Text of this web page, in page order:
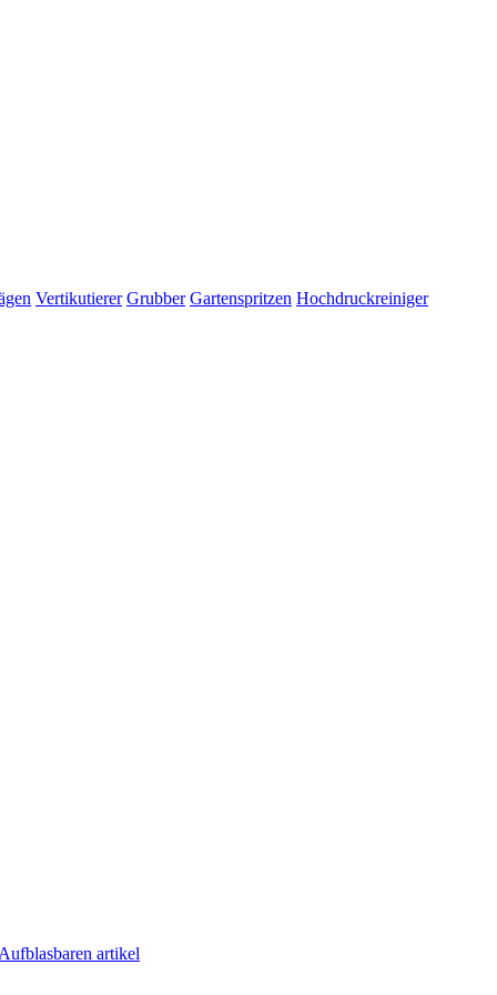
Vertikutierer Grubber Gartenspritzen Hochdruckreiniger
Aufblasbaren artikel